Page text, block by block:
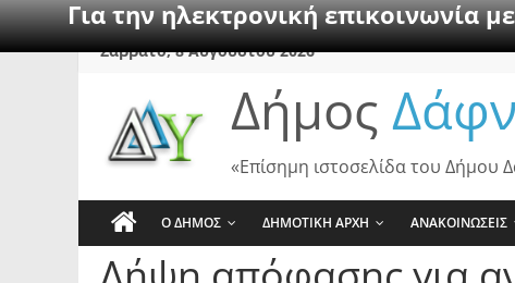
Για την ηλεκτρονική επικοινωνία
SkipΣάββατο, 8 Αυγούστου 2026
Δήμος
«Επίσημη ιστοσελίδα του Δήμου
Ο ΔΗΜΟΣ ΔΗΜΟΤΙΚΗ ΑΡΧΗ ΑΝΑΚΟΙΝΩΣΕΙΣ